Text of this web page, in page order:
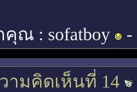
คุณ : sofatboy
ามคิดเห็นที่ 14